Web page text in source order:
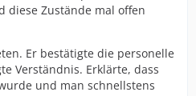
diese Zustände mal offen
Er bestätigte die personelle
Verständnis. Erklärte, dass
und man schnellstens